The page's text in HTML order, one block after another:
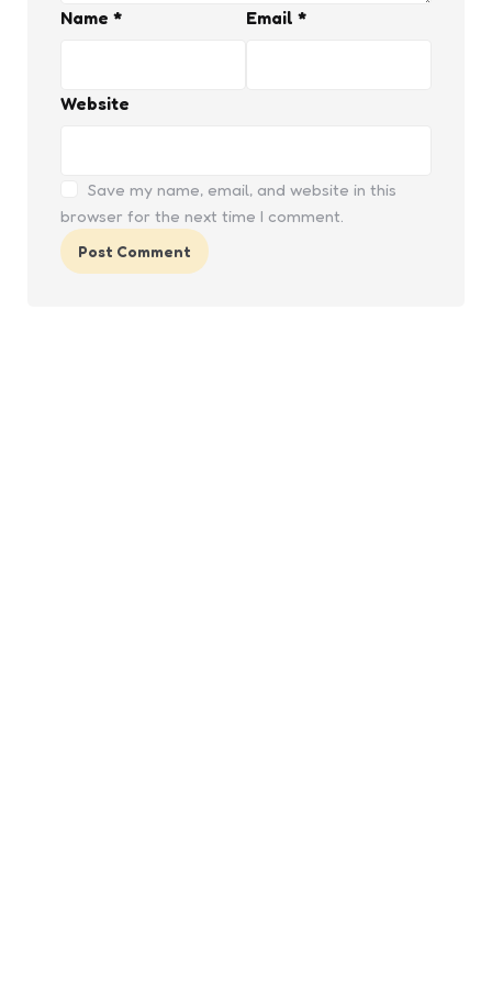
Name * Email *
Website
Save my name, email, and website in this
browser for the next time I comment.